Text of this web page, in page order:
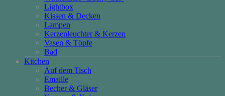
Lightbox
Kissen & Decken
Lampen
Kerzenleuchter & Kerzen
Vasen & Töpfe
Bad
Kitchen
Auf dem Tisch
Emaille
Becher & Gläser